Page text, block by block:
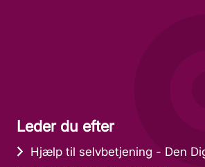
Leder du efter
Hjælp til selvbetjening - Den